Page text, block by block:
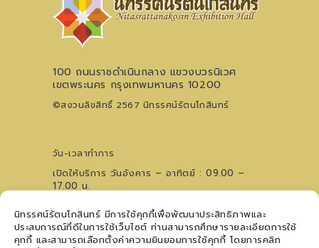
นิทรรศน์รัตนโกสินทร์ มีการใช้คุกกี้เพื่อพัฒนาประสิทธิภาพและ
ประสบการณ์ที่ดีในการใช้เว็บไซต์ ท่านสามารถศึกษารายละเอียดการใช้
คุกกี้ และสามารถเลือกตั้งค่าความยินยอมการใช้คุกกี้ โดยการคลิก
100 ถนนราชดำเนินกลาง แขวงบวรนิเวศ
เขตพระนคร กรุงเทพมหานคร 10200
©สงวนลิขสิทธิ์ 2567 นิทรรศน์รัตนโกสินทร์
วัน-เวลาทำการ
เปิดให้บริการ วันอังคาร – อาทิตย์ : 09.00 –
17.00 น.
โทรศัพท์0 2621 0044
สอบถามเวทีการแสดงฯ 09 5476 5868